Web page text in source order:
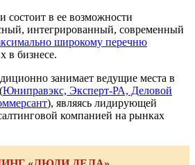
состоит в ее возможности
интегрированный, современный
широкому перечню
в бизнесе.
занимает ведущие места в
Юниправэкс, Эксперт-РА, Деловой
), являясь лидирующей
компанией на рынках